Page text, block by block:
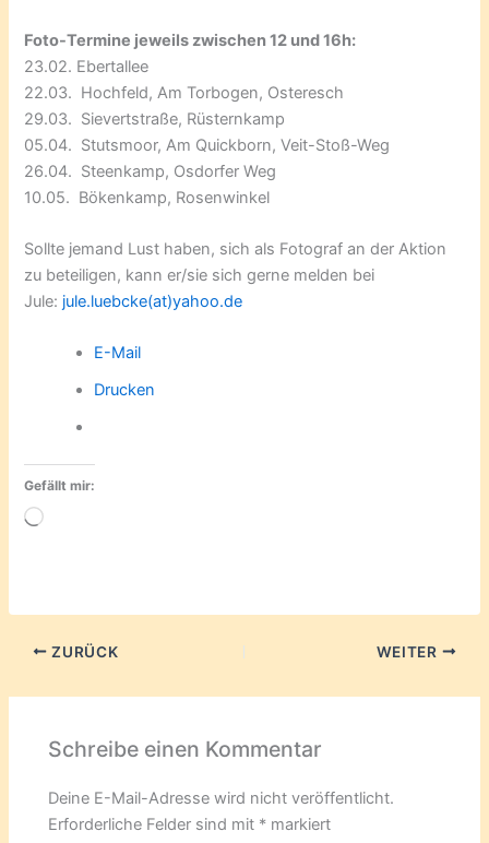
Foto-Termine jeweils zwischen 12 und 16h:
23.02. Ebertallee
22.03. Hochfeld, Am Torbogen, Osteresch
29.03. Sievertstraße, Rüsternkamp
05.04. Stutsmoor, Am Quickborn, Veit-Stoß-Weg
26.04. Steenkamp, Osdorfer Weg
10.05. Bökenkamp, Rosenwinkel
Sollte jemand Lust haben, sich als Fotograf an der Aktion
zu beteiligen, kann er/sie sich gerne melden bei
Jule: jule.luebcke(at)yahoo.de
E-Mail
Drucken
Gefällt mir:
Wird
ZURÜCK WEITER
Schreibe einen Kommentar
Deine E-Mail-Adresse wird nicht veröffentlicht.
Erforderliche Felder sind mit * markiert